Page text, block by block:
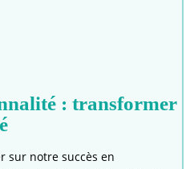
: transformer
sur notre succès en